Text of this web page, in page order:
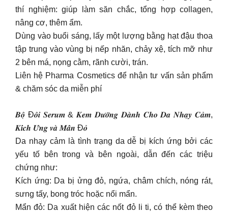
thí nghiệm: giúp làm săn chắc, tổng hợp collagen,
nâng cơ, thêm ẩm.
Dùng vào buổi sáng, lấy một lượng bằng hạt đậu thoa
tập trung vào vùng bị nếp nhăn, chảy xệ, tích mỡ như
2 bên má, nọng cằm, rãnh cười, trán.
Liên hệ Pharma Cosmetics để nhận tư vấn sản phẩm
& chăm sóc da miễn phí
𝑩𝒐̣̂ Đ𝒐̂𝒊 𝑺𝒆𝒓𝒖𝒎 & 𝑲𝒆𝒎 𝑫𝒖̛𝒐̛̃𝒏𝒈 𝑫𝒂̀𝒏𝒉 𝑪𝒉𝒐 𝑫𝒂 𝑵𝒉𝒂̣𝒚 𝑪𝒂̉𝒎,
𝑲𝒊́𝒄𝒉 𝑼̛́𝒏𝒈 𝒗𝒂̀ 𝑴𝒂̂̉𝒏 Đ𝒐̉
Da nhạy cảm là tình trạng da dễ bị kích ứng bởi các
yếu tố bên trong và bên ngoài, dẫn đến các triệu
chứng như:
Kích ứng: Da bị ửng đỏ, ngứa, châm chích, nóng rát,
sưng tấy, bong tróc hoặc nổi mẩn.
Mẩn đỏ: Da xuất hiện các nốt đỏ li ti, có thể kèm theo